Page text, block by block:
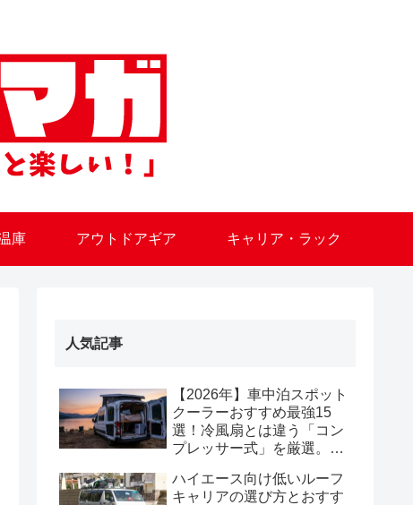
庫 アウトドアギア キャリア・ラック
人気記事
【2026年】車中泊スポット
クーラーおすすめ最強15
選！冷風扇とは違う「コン
プレッサー式」を厳選。排
ル電源の相性も解説
ハイエース向け低いルーフ
キャリアの選び方とおすす